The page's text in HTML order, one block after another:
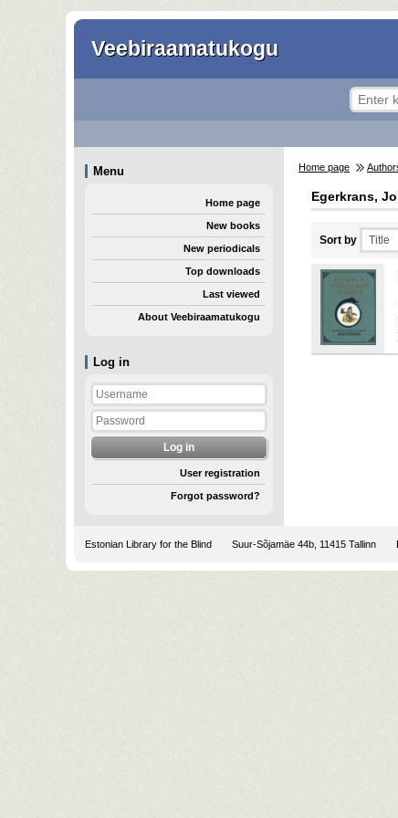
Veebiraamatukogu
Log in
User registration
Forgot password?
Menu
Home page
New books
New periodicals
Top downloads
Last viewed
About Veebiraamatukogu
Home page
Egerkrans,
Sort by
Estonian Library for the Blind Suur-Sõjamäe 44b, 11415 Tallinn